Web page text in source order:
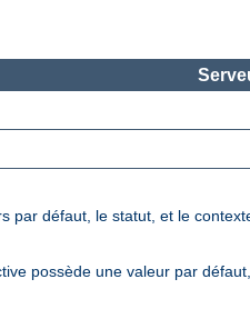
défaut, le statut, et le
possède une valeur par